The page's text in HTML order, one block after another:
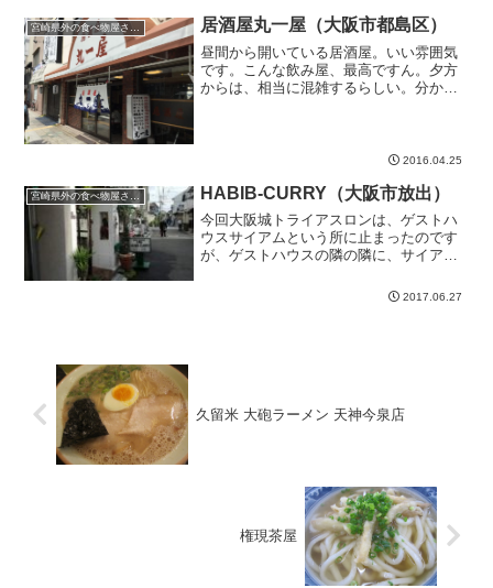
宮崎県外の食べ物屋さん。 居酒屋丸一屋（大阪市都島区）
昼間から開いている居酒屋。いい雰囲気
です。こんな飲み屋、最高ですん。夕方
からは、相当に混雑するらしい。分かる
2016.04.25
HABIB-CURRY（大阪市放出）
今回大阪城トライアスロンは、ゲストハ
ウスサイアムという所に止まったのです
が、ゲストハウスの隣の隣に、サイアム
している喫茶店があリます。そこで朝食
2017.06.27
久留米 大砲ラーメン 天神今泉店
権現茶屋